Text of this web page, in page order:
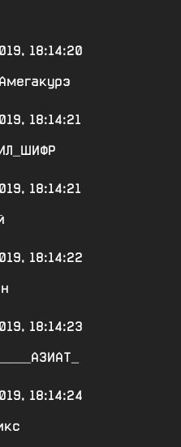
18:14:20
18:14:21
18:14:21
18:14:22
18:14:23
18:14:24